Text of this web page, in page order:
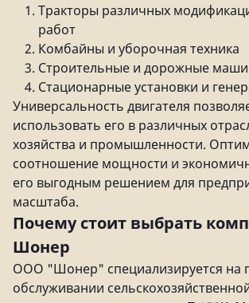
Тракторы различных
работ
Комбайны и уборочная техника
Строительные и дорожные
Стационарные установки и
Универсальность двигателя
использовать его в различных
хозяйства и промышленности.
соотношение мощности и
его выгодным решением для
масштаба.
Почему стоит выбрать
Шонер
ООО "Шонер" специализируется на
обслуживании